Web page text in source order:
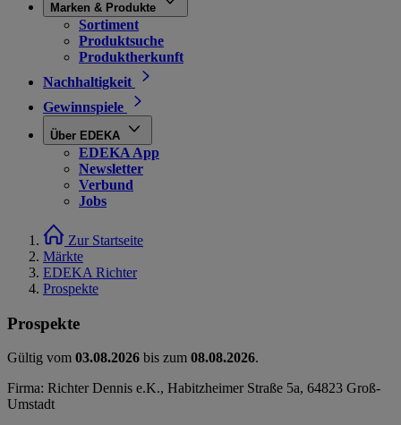
Marken & Produkte
Sortiment
Produktsuche
Produktherkunft
Nachhaltigkeit
Gewinnspiele
Über EDEKA
EDEKA App
Newsletter
Verbund
Jobs
Zur Startseite
Märkte
EDEKA Richter
Prospekte
Prospekte
Gültig vom 03.08.2026 bis zum 08.08.2026.
Firma: Richter Dennis e.K., Habitzheimer Straße 5a, 64823 Groß-
Umstadt